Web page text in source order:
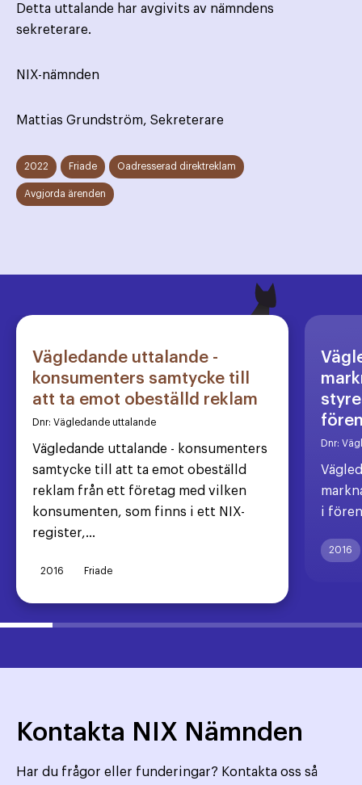
Detta uttalande har avgivits av nämndens
sekreterare.
NIX-nämnden
Mattias Grundström, Sekreterare
2022 Friade Oadresserad direktreklam
Avgjorda ärenden
Vägledande uttalande -
konsumenters samtycke till
att ta emot obeställd reklam
Dnr: Vägledande uttalande
Vägledande uttalande - konsumenters
samtycke till att ta emot obeställd
reklam från ett företag med vilken
konsumenten, som finns i ett NIX-
register,...
2016 Friade
Dnr:
i
2016
Kontakta NIX Nämnden
Har du frågor eller funderingar? Kontakta oss så